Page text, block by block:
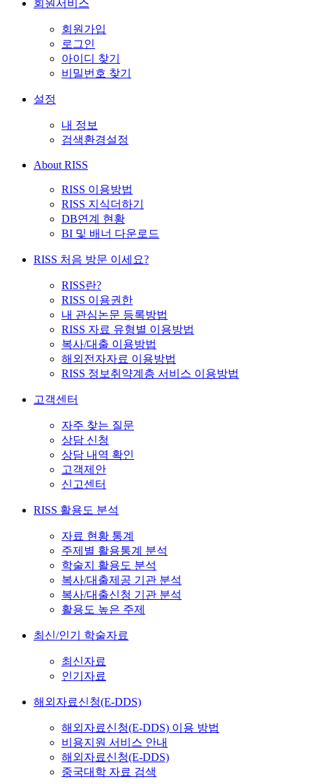
회원서비스
회원가입
로그인
아이디 찾기
비밀번호 찾기
설정
내 정보
검색환경설정
About RISS
RISS 이용방법
RISS 지식더하기
DB연계 현황
BI 및 배너 다운로드
RISS 처음 방문 이세요?
RISS란?
RISS 이용권한
내 관심논문 등록방법
RISS 자료 유형별 이용방법
복사/대출 이용방법
해외전자자료 이용방법
RISS 정보취약계층 서비스 이용방법
고객센터
자주 찾는 질문
상담 신청
상담 내역 확인
고객제안
신고센터
RISS 활용도 분석
자료 현황 통계
주제별 활용통계 분석
학술지 활용도 분석
복사/대출제공 기관 분석
복사/대출신청 기관 분석
활용도 높은 주제
최신/인기 학술자료
최신자료
인기자료
해외자료신청(E-DDS)
해외자료신청(E-DDS) 이용 방법
비용지원 서비스 안내
해외자료신청(E-DDS)
중국대학 자료 검색